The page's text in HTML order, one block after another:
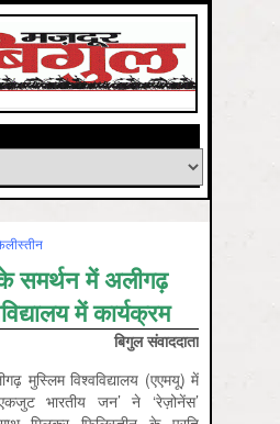
समर्थन में अलीगढ़
में कार्यक्रम
बिगुल संवाददाता
मुस्लिम विश्वविद्यालय (एएमयू) में
भारतीय जन’ ने ‘रेज़ोनेंस’